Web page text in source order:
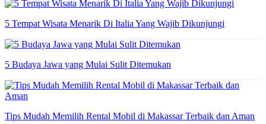
5 Tempat Wisata Menarik Di Italia Yang Wajib Dikunjungi
5 Budaya Jawa yang Mulai Sulit Ditemukan
Tips Mudah Memilih Rental Mobil di Makassar Terbaik dan Aman